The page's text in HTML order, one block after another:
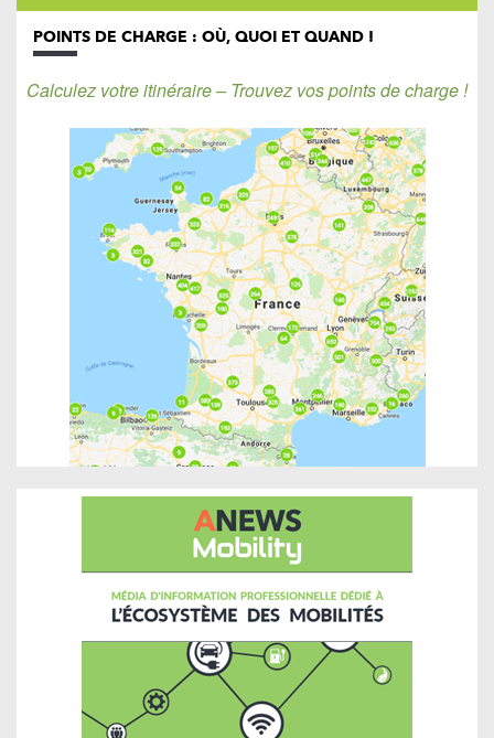
POINTS DE CHARGE : OÙ, QUOI ET QUAND !
Calculez votre itinéraire – Trouvez vos points de charge !